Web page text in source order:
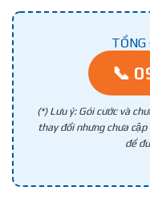
📞
(*) Lưu ý: Gói cước và
thay đổi nhưng chưa
để